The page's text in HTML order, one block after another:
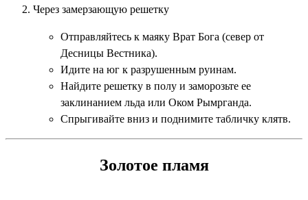
Через замерзающую решетку
Отправляйтесь к маяку Врат Бога (север от
Десницы Вестника).
Идите на юг к разрушенным руинам.
Найдите решетку в полу и заморозьте ее
заклинанием льда или Оком Рымрганда.
Спрыгивайте вниз и поднимите табличку клятв.
Золотое пламя